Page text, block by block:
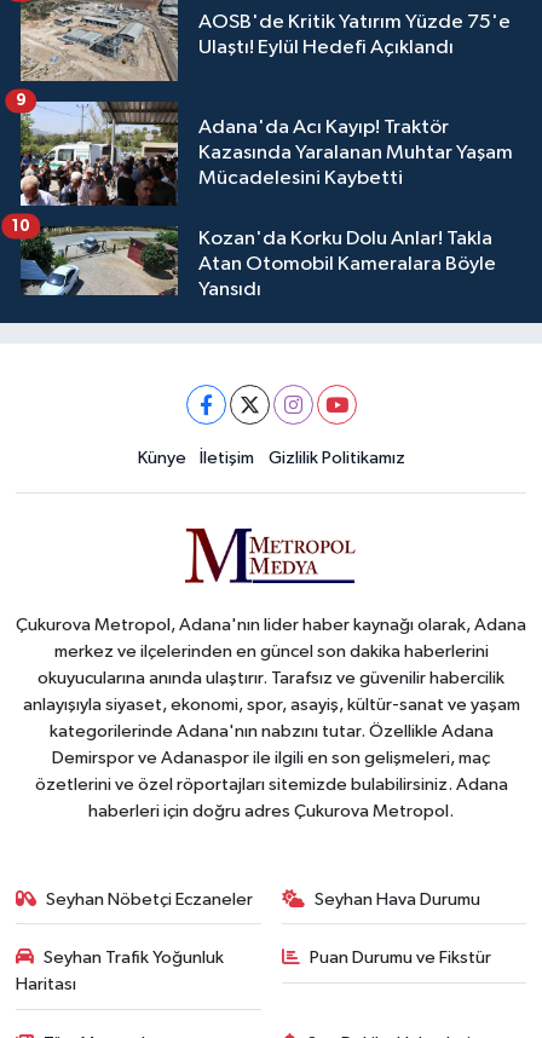
AOSB'de Kritik Yatırım Yüzde 75'e
Ulaştı! Eylül Hedefi Açıklandı
Adana'da Acı Kayıp! Traktör
Kazasında Yaralanan Muhtar Yaşam
Mücadelesini Kaybetti
9
Kozan'da Korku Dolu Anlar! Takla
Atan Otomobil Kameralara Böyle
Yansıdı
10
Künye İletişim Gizlilik Politikamız
Çukurova Metropol, Adana'nın lider haber kaynağı olarak, Adana
merkez ve ilçelerinden en güncel son dakika haberlerini
okuyucularına anında ulaştırır. Tarafsız ve güvenilir habercilik
anlayışıyla siyaset, ekonomi, spor, asayiş, kültür-sanat ve yaşam
kategorilerinde Adana'nın nabzını tutar. Özellikle Adana
Demirspor ve Adanaspor ile ilgili en son gelişmeleri, maç
özetlerini ve özel röportajları sitemizde bulabilirsiniz. Adana
haberleri için doğru adres Çukurova Metropol.
Seyhan Nöbetçi Eczaneler Seyhan Hava Durumu
Seyhan Trafik Yoğunluk
Haritası
Puan Durumu ve Fikstür